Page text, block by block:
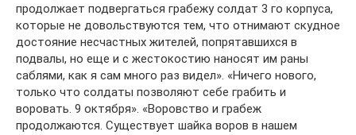
продолжает подвергаться грабежу солдат 3 го корпуса,
которые не довольствуются тем, что отнимают скудное
достояние несчастных жителей, попрятавшихся в
подвалы, но еще и с жестокостию наносят им раны
саблями, как я сам много раз видел». «Ничего нового,
только что солдаты позволяют себе грабить и
воровать. 9 октября». «Воровство и грабеж
продолжаются. Существует шайка воров в нашем